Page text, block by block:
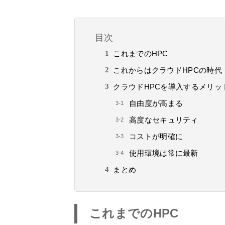
目次
これまでのHPC
これからはクラウドHPCの時代
クラウドHPCを導入するメリッ
自由度が高まる
高度なセキュリティ
コストが明確に
使用環境は常に最新
まとめ
これまでのHPC